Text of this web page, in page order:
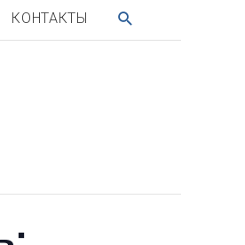
КОНТАКТЫ ПОИСК